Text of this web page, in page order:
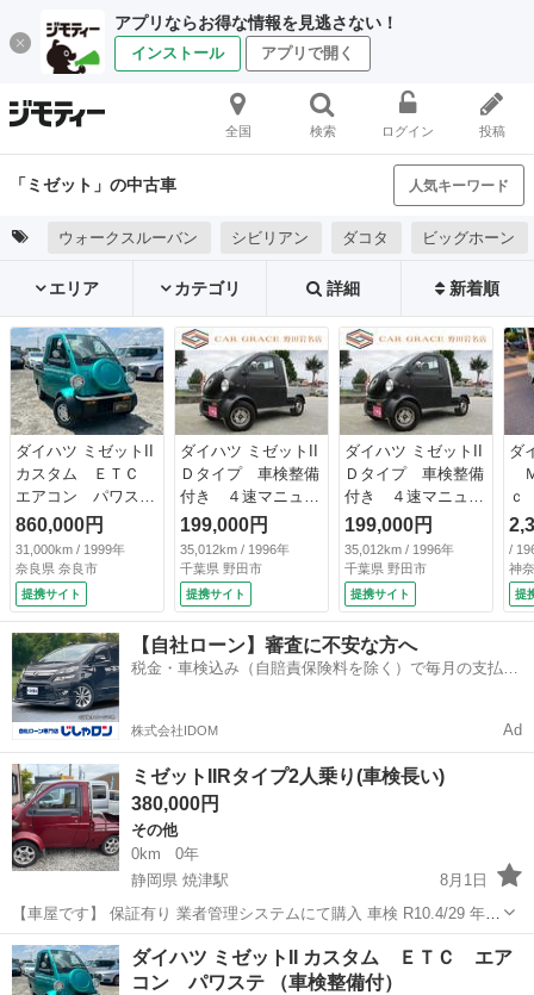
アプリならお得な情報を見逃さない！
インストール アプリで開く
全国 検索 ログイン 投稿
「ミゼット」の中古車 人気キーワード
ウォークスルーバン シビリアン ダコタ ビッグホーン
エリア カテゴリ 詳細 新着順
ダイハツ ミゼットII
カスタム ＥＴＣ
エアコン パワステ
（車検整備付）
860,000円
31,000km / 1999年
奈良県 奈良市
提携サイト
ダイハツ ミゼットII
Ｄタイプ 車検整備
付き ４速マニュア
ル車 走行距離３５
０３０キロ マット
ブラックカラー塗
装 貨物用鉄ホイー
ル 最大積載量１５
０キロ ｍｏｍｏス
テアリング ゴムマ
ット （車検整備
199,000円
35,012km / 1996年
千葉県 野田市
提携サイト
ダイハツ ミゼットII
Ｄタイプ 車検整備
付き ４速マニュア
ル車 走行距離３５
０３０キロ マット
ブラックカラー塗
装 貨物用鉄ホイー
ル 最大積載量１５
０キロ ｍｏｍｏス
テアリング ゴムマ
ット （車検整備
199,000円
35,012km / 1996年
千葉県 野田市
提携サイト
ダ
ｃ
ン
Ｔ
（
/
神
提
【自社ローン】審査に不安な方へ
税金・車検込み（自賠責保険料を除く）で毎月の支払額
株式会社IDOM Ad
ミゼットIIRタイプ2人乗り(車検長い)
380,000円
その他
0km
0年
静岡県 焼津駅
8月1日
【車屋です】 保証有り 業者管理システムにて購入 車検 R10.4/29 年式
H9 走行 142165㌔ M/T CATオートマ AC ...
静岡 焼津市 焼津駅 その他
ダイハツ ミゼットII カスタム ＥＴＣ エア
コン パワステ （車検整備付）